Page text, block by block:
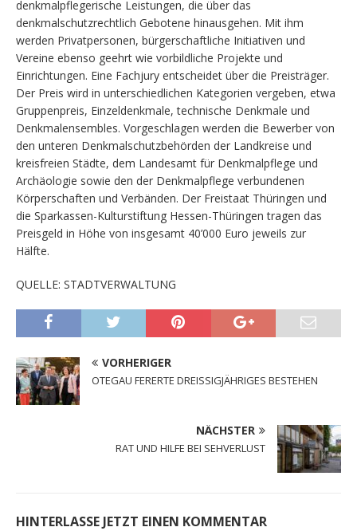
denkmalpflegerische Leistungen, die über das
denkmalschutzrechtlich Gebotene hinausgehen. Mit ihm
werden Privatpersonen, bürgerschaftliche Initiativen und
Vereine ebenso geehrt wie vorbildliche Projekte und
Einrichtungen. Eine Fachjury entscheidet über die Preisträger.
Der Preis wird in unterschiedlichen Kategorien vergeben, etwa
Gruppenpreis, Einzeldenkmale, technische Denkmale und
Denkmalensembles. Vorgeschlagen werden die Bewerber von
den unteren Denkmalschutzbehörden der Landkreise und
kreisfreien Städte, dem Landesamt für Denkmalpflege und
Archäologie sowie den der Denkmalpflege verbundenen
Körperschaften und Verbänden. Der Freistaat Thüringen und
die Sparkassen-Kulturstiftung Hessen-Thüringen tragen das
Preisgeld in Höhe von insgesamt 40’000 Euro jeweils zur
Hälfte.
QUELLE: STADTVERWALTUNG
VORHERIGER
OTEGAU FERERTE DREISSIGJÄHRIGES BESTEHEN
NÄCHSTER
RAT UND HILFE BEI SEHVERLUST
HINTERLASSE JETZT EINEN KOMMENTAR